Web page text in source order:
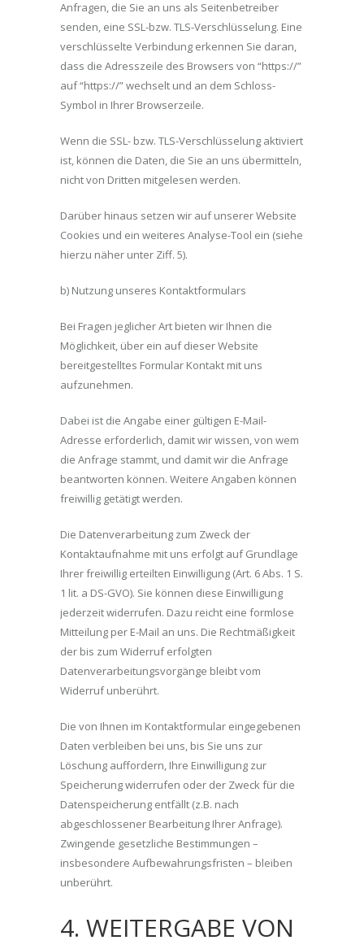
Anfragen, die Sie an uns als Seitenbetreiber
senden, eine SSL-bzw. TLS-Verschlüsselung. Eine
verschlüsselte Verbindung erkennen Sie daran,
dass die Adresszeile des Browsers von “https://”
auf “https://” wechselt und an dem Schloss-
Symbol in Ihrer Browserzeile.
Wenn die SSL- bzw. TLS-Verschlüsselung aktiviert
ist, können die Daten, die Sie an uns übermitteln,
nicht von Dritten mitgelesen werden.
Darüber hinaus setzen wir auf unserer Website
Cookies und ein weiteres Analyse-Tool ein (siehe
hierzu näher unter Ziff. 5).
b) Nutzung unseres Kontaktformulars
Bei Fragen jeglicher Art bieten wir Ihnen die
Möglichkeit, über ein auf dieser Website
bereitgestelltes Formular Kontakt mit uns
aufzunehmen.
Dabei ist die Angabe einer gültigen E-Mail-
Adresse erforderlich, damit wir wissen, von wem
die Anfrage stammt, und damit wir die Anfrage
beantworten können. Weitere Angaben können
freiwillig getätigt werden.
Die Datenverarbeitung zum Zweck der
Kontaktaufnahme mit uns erfolgt auf Grundlage
Ihrer freiwillig erteilten Einwilligung (Art. 6 Abs. 1 S.
1 lit. a DS-GVO). Sie können diese Einwilligung
jederzeit widerrufen. Dazu reicht eine formlose
Mitteilung per E-Mail an uns. Die Rechtmäßigkeit
der bis zum Widerruf erfolgten
Datenverarbeitungsvorgänge bleibt vom
Widerruf unberührt.
Die von Ihnen im Kontaktformular eingegebenen
Daten verbleiben bei uns, bis Sie uns zur
Löschung auffordern, Ihre Einwilligung zur
Speicherung widerrufen oder der Zweck für die
Datenspeicherung entfällt (z.B. nach
abgeschlossener Bearbeitung Ihrer Anfrage).
Zwingende gesetzliche Bestimmungen –
insbesondere Aufbewahrungsfristen – bleiben
unberührt.
4. WEITERGABE VON